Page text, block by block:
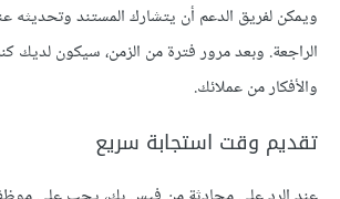
ويمكن لفريق الدعم أن يتشارك المستند وتحديثه
الراجعة. وبعد مرور فترة من الزمن، سيكون لديك
والأفكار من عملائك.
تقديم وقت استجابة سريع